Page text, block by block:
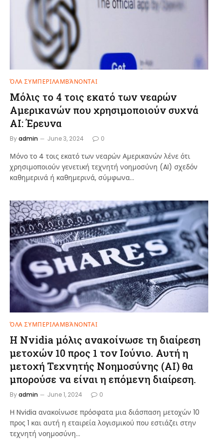
ΌΛΑ ΣΥΜΠΕΡΙΛΑΜΒΆΝΟΝΤΑΙ
Μόλις το 4 τοις εκατό των νεαρών
Αμερικανών που χρησιμοποιούν συχνά
AI: Έρευνα
Byadmin June 3, 2024 0
Μόνο το 4 τοις εκατό των νεαρών Αμερικανών λένε ότι
χρησιμοποιούν γενετική τεχνητή νοημοσύνη (AI) σχεδόν
καθημερινά ή καθημερινά, σύμφωνα…
ΌΛΑ ΣΥΜΠΕΡΙΛΑΜΒΆΝΟΝΤΑΙ
Η Nvidia μόλις ανακοίνωσε τη διαίρεση
μετοχών 10 προς 1 τον Ιούνιο. Αυτή η
μετοχή Τεχνητής Νοημοσύνης (AI) θα
μπορούσε να είναι η επόμενη διαίρεση.
Byadmin June 1, 2024 0
Η Nvidia ανακοίνωσε πρόσφατα μια διάσπαση μετοχών 10
προς 1 και αυτή η εταιρεία λογισμικού που εστιάζει στην
τεχνητή νοημοσύνη…